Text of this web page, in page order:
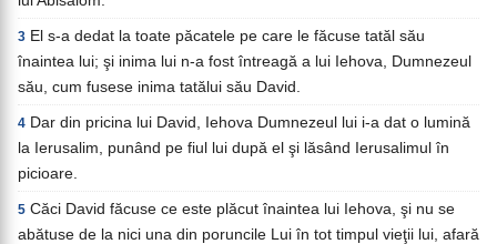
3 El s-a dedat la toate păcatele pe care le făcuse tatăl său
înaintea lui; şi inima lui n-a fost întreagă a lui Iehova, Dumnezeul
său, cum fusese inima tatălui său David.
4 Dar din pricina lui David, Iehova Dumnezeul lui i-a dat o lumină
la Ierusalim, punând pe fiul lui după el şi lăsând Ierusalimul în
picioare.
5 Căci David făcuse ce este plăcut înaintea lui Iehova, şi nu se
abătuse de la nici una din poruncile Lui în tot timpul vieţii lui, afară